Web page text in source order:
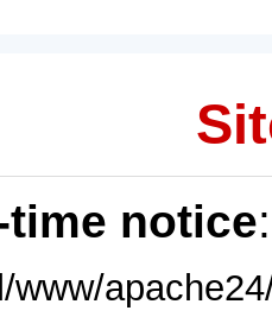
time notice
www/